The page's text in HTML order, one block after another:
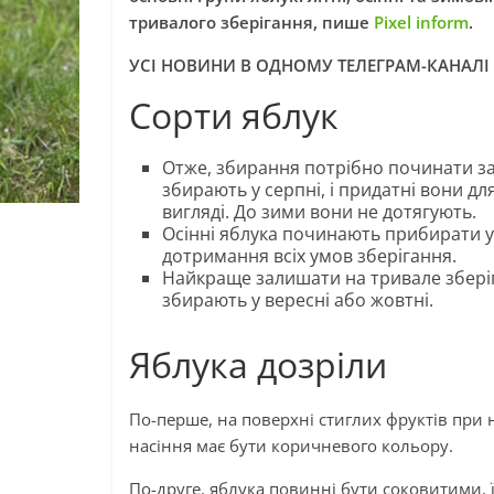
тривалого зберігання, пише Pixel inform.
УСІ НОВИНИ В ОДНОМУ ТЕЛЕГРАМ-
Сорти яблук
Отже, збирання потрібно починати
збирають у серпні, і придатні вони
вигляді. До зими вони не дотягують.
Осінні яблука починають прибирати
дотримання всіх умов зберігання.
Найкраще залишати на тривале
збирають у вересні або жовтні.
Яблука дозріли
По-перше, на поверхні стиглих фруктів при
насіння має бути коричневого кольору.
По-друге, яблука повинні бути соковитими,